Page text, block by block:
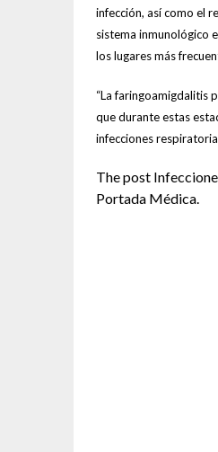
infección, así como el
sistema inmunológico
los lugares más
“La faringoamigdalitis
que durante estas
infecciones
The post
Portada Médica.